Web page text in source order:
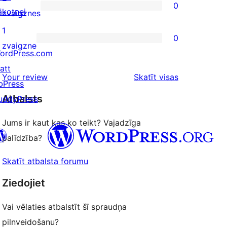
star
reviews
0
2-
star
reviews
zvaigznes
0
0
1-
star
reviews
1
zvaigzne
0
Your review Skatīt visasatsauksmes
Atbalsts
Jums ir kaut kas ko teikt? Vajadzīga
palīdzība?
Skatīt atbalsta forumu
Ziedojiet
Vai vēlaties atbalstīt šī spraudņa
pilnveidošanu?
Bluesky kontu
kontu
kontu
kontu